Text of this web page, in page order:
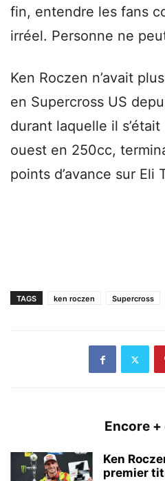
fin, entendre les fans
irréel. Personne ne
Ken Roczen n’avait
en Supercross US
durant laquelle il
ouest en 250cc,
points d’avance sur Eli
TAGS ken roczen Supercross
Encore
Ken
premier